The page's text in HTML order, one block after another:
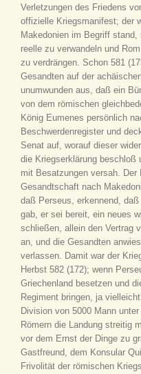
Verletzungen des Friedens
offizielle Kriegsmanifest; der
Makedonien im Begriff
reelle zu verwandeln und
zu verdrängen. Schon 581
Gesandten auf der
unumwunden aus, daß ein
von dem römischen
König Eumenes persönlich
Beschwerdenregister und
Senat auf, worauf dieser
die Kriegserklärung beschloß
mit Besatzungen versah. Der
Gesandtschaft nach
daß Perseus, erkennend,
gab, er sei bereit, ein neues
schließen, allein den Vertrag
an, und die Gesandten
verlassen. Damit war der
Herbst 582 (172); wenn
Griechenland besetzen und
Regiment bringen, ja
Division von 5000 Mann
Römern die Landung streitig
vor dem Ernst der Dinge zu
Gastfreund, dem Konsular
Frivolität der römischen